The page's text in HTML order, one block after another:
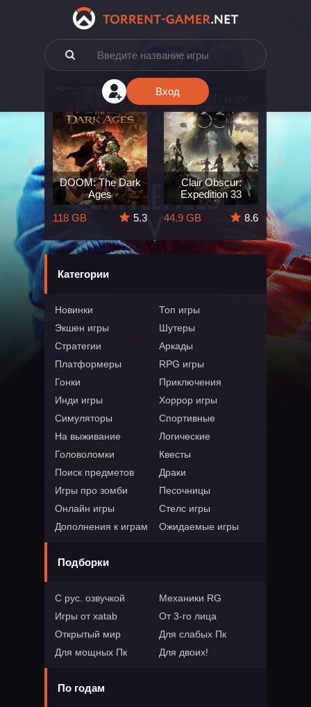
Вход
The
5.7
DOOM: The Dark
Ages
118 GB
5.3
Clair Obscur:
Expedition 33
44.9 GB
8.6
164 GB
Категории
Новинки
Топ игры
Экшен игры
Шутеры
Стратегии
Аркады
Платформеры
RPG игры
Гонки
Приключения
Инди игры
Хоррор игры
Симуляторы
Спортивные
На выживание
Логические
Головоломки
Квесты
Поиск предметов
Драки
Игры про зомби
Песочницы
Онлайн игры
Стелс игры
Дополнения к играм
Ожидаемые игры
Подборки
С рус. озвучкой
Механики RG
Игры от xatab
От 3-го лица
Открытый мир
Для слабых Пк
Для мощных Пк
Для двоих!
По годам